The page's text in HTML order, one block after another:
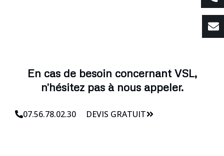
En cas de besoin concernant VSL,
n'hésitez pas à nous appeler.
07.56.78.02.30 DEVIS GRATUIT